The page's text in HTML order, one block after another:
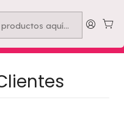
mínima $50.000
de Clientes